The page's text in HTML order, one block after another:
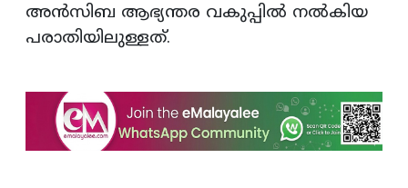
അന്‍സിബ ആഭ്യന്തര വകുപ്പില്‍ നല്‍കിയ
പരാതിയിലുള്ളത്.